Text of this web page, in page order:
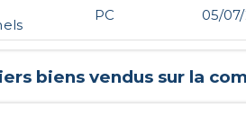
PC 05/
biens vendus sur la